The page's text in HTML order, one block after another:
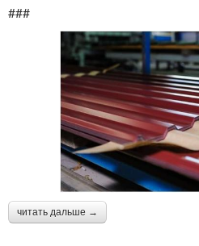
###
читать дальше →